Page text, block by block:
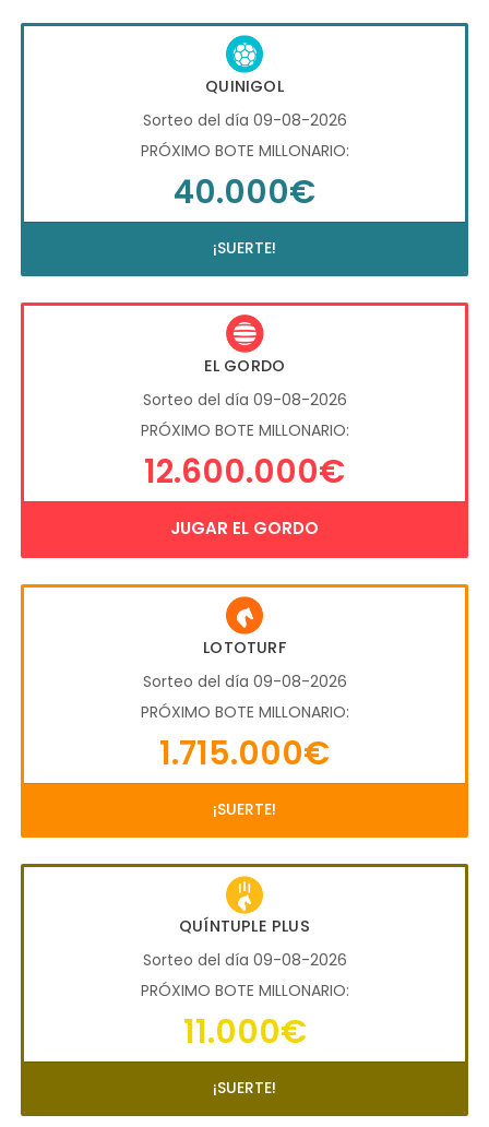
QUINIGOL
Sorteo del día 09-08-2026
PRÓXIMO BOTE MILLONARIO:
40.000€
¡SUERTE!
EL GORDO
Sorteo del día 09-08-2026
PRÓXIMO BOTE MILLONARIO:
12.600.000€
JUGAR EL GORDO
LOTOTURF
Sorteo del día 09-08-2026
PRÓXIMO BOTE MILLONARIO:
1.715.000€
¡SUERTE!
QUÍNTUPLE PLUS
Sorteo del día 09-08-2026
PRÓXIMO BOTE MILLONARIO:
11.000€
¡SUERTE!